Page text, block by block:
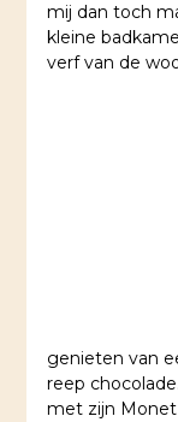
mij dan toch
kleine
verf van de
genieten van
reep
met zijn Monet